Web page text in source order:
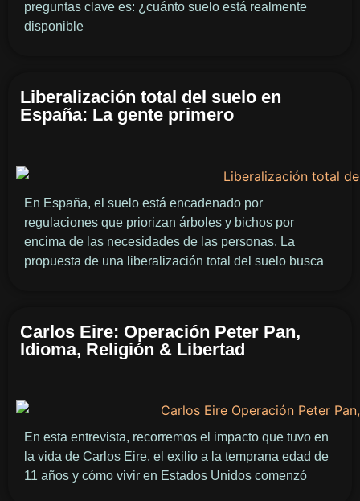
preguntas clave es: ¿cuánto suelo está realmente
disponible
Liberalización total del suelo en
España: La gente primero
En España, el suelo está encadenado por
regulaciones que priorizan árboles y bichos por
encima de las necesidades de las personas. La
propuesta de una liberalización total del suelo busca
Carlos Eire: Operación Peter Pan,
Idioma, Religión & Libertad
En esta entrevista, recorremos el impacto que tuvo en
la vida de Carlos Eire, el exilio a la temprana edad de
11 años y cómo vivir en Estados Unidos comenzó